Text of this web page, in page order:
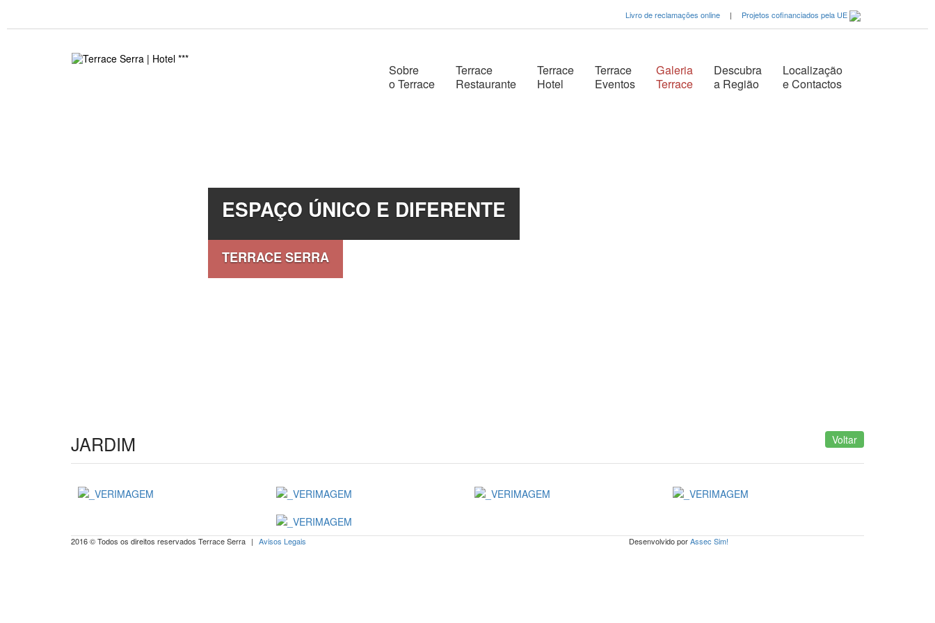
Livro de reclamações online | Projetos cofinanciados pela UE
Sobre
o Terrace
Terrace
Restaurante
Terrace
Hotel
Terrace
Eventos
Galeria
Terrace
Descubra
a Região
Localização
e Contactos
ESPAÇO ÚNICO E DIFERENTE
TERRACE SERRA
JARDIM Voltar
2016 © Todos os direitos reservados Terrace Serra | Avisos Legais Desenvolvido porAssec Sim!